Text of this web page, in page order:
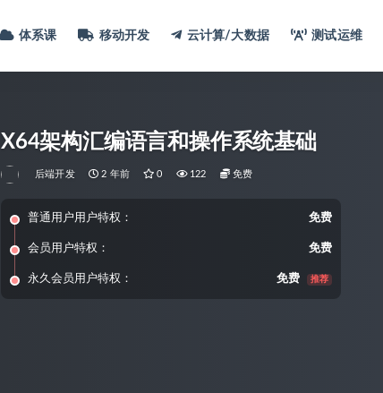
体系课 移动开发 云计算/大数据 测试运维
X64架构汇编语言和操作系统基础
后端开发 2 年前 0 122 免费
普通用户用户特权： 免费
会员用户特权： 免费
永久会员用户特权： 免费 推荐